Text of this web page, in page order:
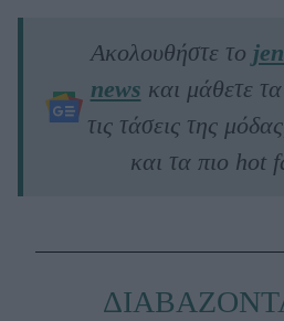
Ακολουθήστε το
news και μάθετε
τις τάσεις της
και τα πιο hot